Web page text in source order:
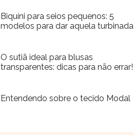
Biquíni para seios pequenos: 5
modelos para dar aquela turbinada
O sutiã ideal para blusas
transparentes: dicas para não errar!
Entendendo sobre o tecido Modal